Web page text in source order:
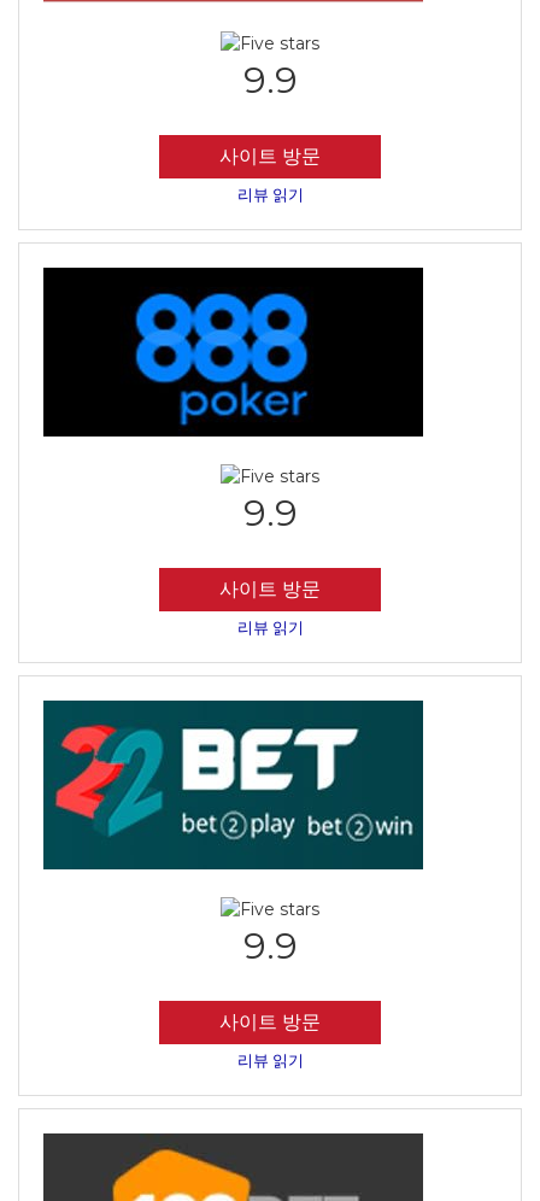
9.9
사이트 방문
리뷰 읽기
9.9
사이트 방문
리뷰 읽기
9.9
사이트 방문
리뷰 읽기